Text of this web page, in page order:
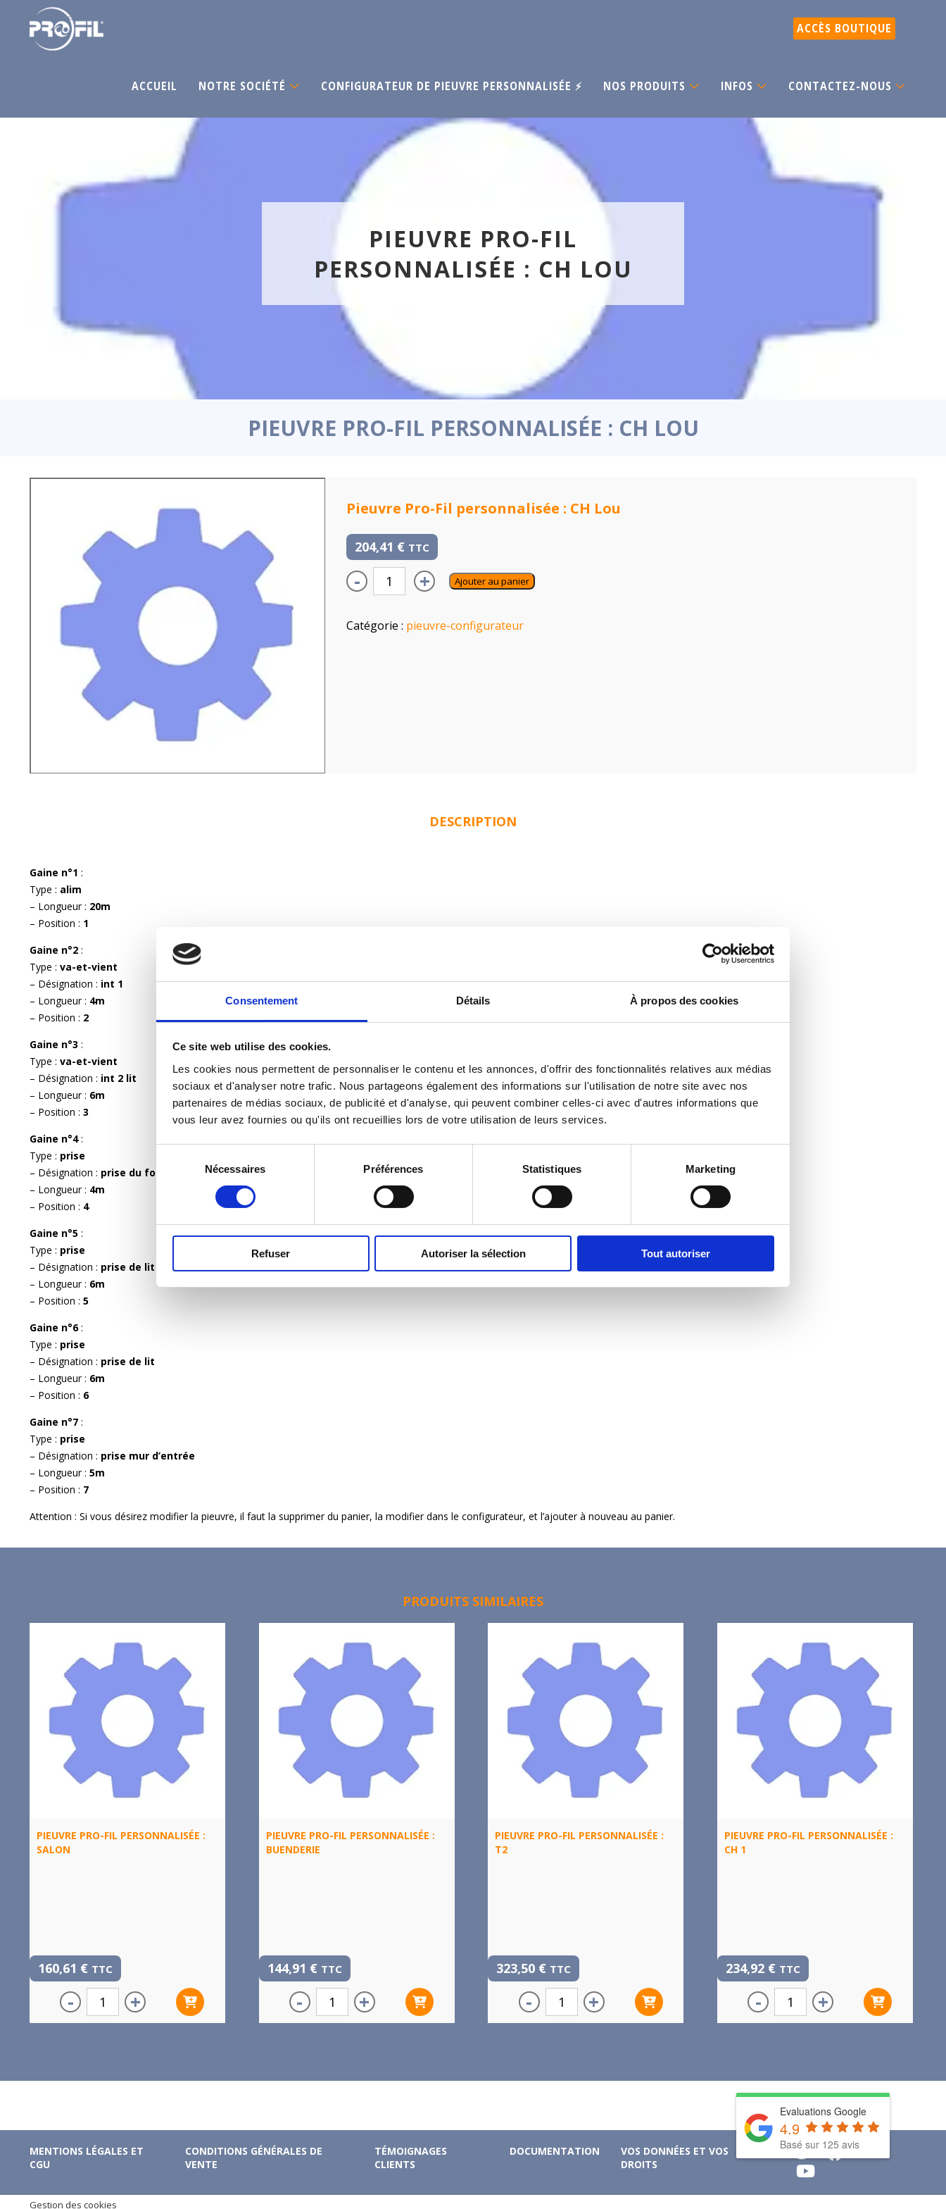
Consentement Détails À propos des cookies
Ce site web utilise des cookies.
Les cookies nous permettent de personnaliser le contenu et les annonces, d'offrir des fonctionnalités relatives aux médias
sociaux et d'analyser notre trafic. Nous partageons également des informations sur l'utilisation de notre site avec nos
partenaires de médias sociaux, de publicité et d'analyse, qui peuvent combiner celles-ci avec d'autres informations que
vous leur avez fournies ou qu'ils ont recueillies lors de votre utilisation de leurs services.
consentement
Nécessaires Préférences Statistiques Marketing
Refuser Autoriser la sélection Tout autoriser
ACCÈS BOUTIQUE
ACCUEIL NOTRE SOCIÉTÉ CONFIGURATEUR DE PIEUVRE PERSONNALISÉE ⚡ NOS PRODUITS INFOS CONTACTEZ-NOUS
PIEUVRE PRO-FIL
PERSONNALISÉE : CH LOU
PIEUVRE PRO-FIL PERSONNALISÉE : CH LOU
Pieuvre Pro-Fil personnalisée : CH Lou
204,41 € TTC
- + Ajouter au panier
Catégorie : pieuvre-configurateur
DESCRIPTION
Gaine n°1 :
Type : alim
– Longueur : 20m
– Position : 1
Gaine n°2 :
Type : va-et-vient
– Désignation : int 1
– Longueur : 4m
– Position : 2
Gaine n°3 :
Type : va-et-vient
– Désignation : int 2 lit
– Longueur : 6m
– Position : 3
Gaine n°4:
Type : prise
– Désignation : prise du fond
– Longueur : 4m
– Position : 4
Gaine n°5 :
Type : prise
– Désignation : prise de lit
– Longueur : 6m
– Position : 5
Gaine n°6:
Type : prise
– Désignation : prise de lit
– Longueur : 6m
– Position : 6
Gaine n°7 :
Type : prise
– Désignation : prise mur d’entrée
– Longueur : 5m
– Position : 7
Attention : Si vous désirez modifier la pieuvre, il faut la supprimer du panier, la modifier dans le configurateur, et l’ajouter à nouveau au panier.
PRODUITS SIMILAIRES
PIEUVRE PRO-FIL PERSONNALISÉE :
SALON
160,61 € TTC
- +
PIEUVRE PRO-FIL PERSONNALISÉE :
BUENDERIE
144,91 € TTC
- +
PIEUVRE PRO-FIL PERSONNALISÉE :
T2
323,50 € TTC
- +
PIEUVRE PRO-FIL PERSONNALISÉE :
CH 1
234,92 € TTC
- +
MENTIONS LÉGALES ET
CGU
CONDITIONS GÉNÉRALES DE
VENTE
TÉMOIGNAGES
CLIENTS
DOCUMENTATION
VOS DONNÉES ET VOS
DROITS
Gestion des cookies
Evaluations Google
4.9
Basé sur 125 avis